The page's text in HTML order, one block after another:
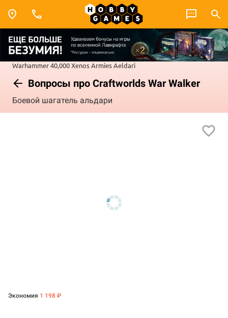
Warhammer 40,000Xenos ArmiesAeldari
Вопросы про Craftworlds War Walker
Боевой шагатель альдари
Экономия 1 198 ₽